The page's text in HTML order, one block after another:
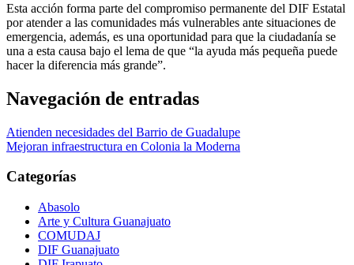
Esta acción forma parte del compromiso permanente del DIF Estatal
por atender a las comunidades más vulnerables ante situaciones de
emergencia, además, es una oportunidad para que la ciudadanía se
una a esta causa bajo el lema de que “la ayuda más pequeña puede
hacer la diferencia más grande”.
Navegación de entradas
Atienden necesidades del Barrio de Guadalupe
Mejoran infraestructura en Colonia la Moderna
Categorías
Abasolo
Arte y Cultura Guanajuato
COMUDAJ
DIF Guanajuato